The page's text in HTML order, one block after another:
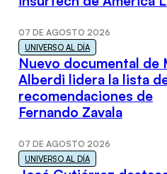
07 DE AGOSTO 2026
UNIVERSO AL DÍA
Nuevo documental de
Alberdi lidera la lista
recomendaciones de
Fernando Zavala
07 DE AGOSTO 2026
UNIVERSO AL DÍA